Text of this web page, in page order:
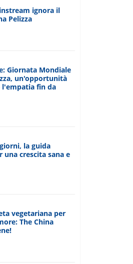
ignora il
Pelizza
Giornata Mondiale
un'opportunità
l'empatia fin da
la guida
una crescita sana e
vegetariana per
The China